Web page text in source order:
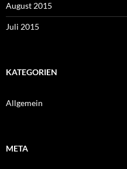
August 2015
Juli 2015
KATEGORIEN
Allgemein
META